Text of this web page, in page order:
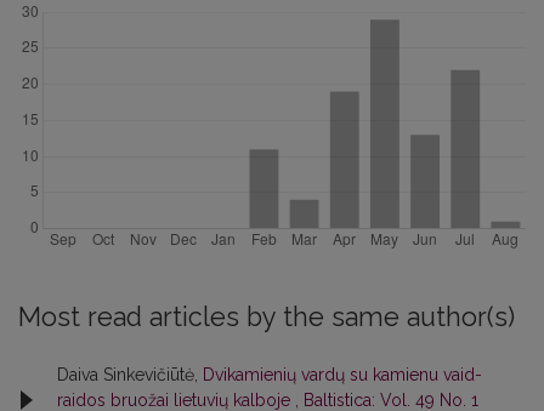
Most read articles by the same author(s)
Daiva Sinkevičiūtė, Dvikamienių vardų su kamienu vaid-
raidos bruožai lietuvių kalboje
Baltistica: Vol. 49 No. 1